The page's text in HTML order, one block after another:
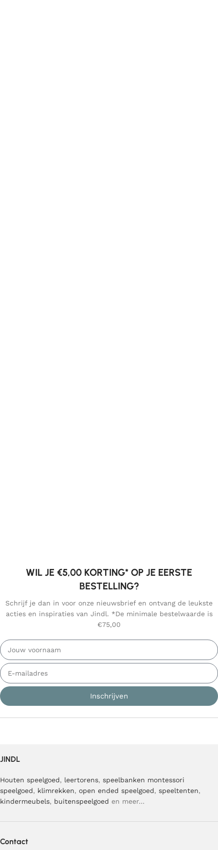
WIL JE €5,00 KORTING* OP JE EERSTE
BESTELLING?
Schrijf je dan in voor onze nieuwsbrief en ontvang de leukste
acties en inspiraties van Jindl. *De minimale bestelwaarde is
€75,00
Inschrijven
JINDL
Houten speelgoed, leertorens, speelbanken montessori
speelgoed, klimrekken, open ended speelgoed, speeltenten,
kindermeubels, buitenspeelgoed en meer…
Contact